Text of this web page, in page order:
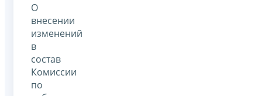
О
внесении
изменений
в
состав
Комиссии
по